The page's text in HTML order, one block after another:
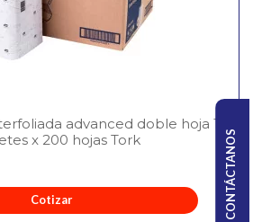
advanced doble hoja 16
x 200 hojas Tork
Cotizar CONTÁCTANOS